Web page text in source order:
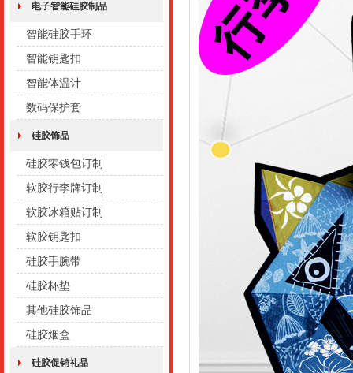
电子智能硅胶制品
智能硅胶手环
智能钥匙扣
智能体温计
数码保护套
硅胶饰品
硅胶零钱包订制
软胶行李牌订制
软胶冰箱贴订制
软胶钥匙扣
硅胶手腕带
硅胶杯垫
其他硅胶饰品
硅胶烟盒
硅胶促销礼品